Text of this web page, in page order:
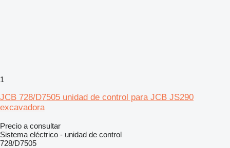
1
JCB 728/D7505 unidad de control para JCB JS290
excavadora
Precio a consultar
Sistema eléctrico - unidad de control
728/D7505